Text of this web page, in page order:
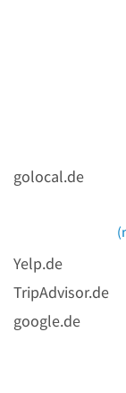
golocal.de
Yelp.de
TripAdvisor.de
google.de